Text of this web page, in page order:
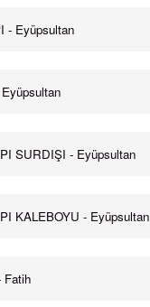
- Eyüpsultan
SURDIŞI - Eyüpsultan
KALEBOYU - Eyüpsultan
Fatih